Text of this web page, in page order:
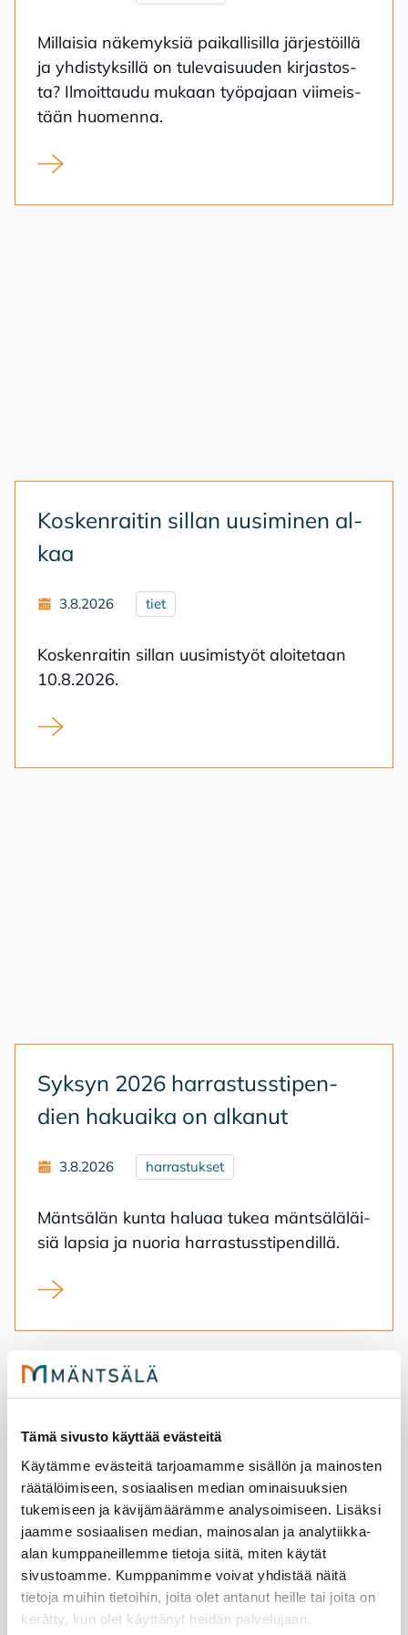
Tämä sivusto käyttää evästeitä
Käytämme evästeitä tarjoamamme sisällön ja mainosten
räätälöimiseen, sosiaalisen median ominaisuuksien
tukemiseen ja kävijämäärämme analysoimiseen. Lisäksi
jaamme sosiaalisen median, mainosalan ja analytiikka-
alan kumppaneillemme tietoja siitä, miten käytät
sivustoamme. Kumppanimme voivat yhdistää näitä
tietoja muihin tietoihin, joita olet antanut heille tai joita on
kerätty, kun olet käyttänyt heidän palvelujaan.
Mil­lai­sia nä­ke­myk­siä pai­kal­li­sil­la jär­jes­töil­lä
ja yh­dis­tyk­sil­lä on tu­le­vai­suu­den kir­jas­tos­
ta? Il­moit­tau­du mu­kaan työ­pa­jaan vii­meis­
tään huo­men­na.
Kirjasto kansalaistoiminnan alustana
Kos­ken­rai­tin sil­lan uusi­mi­nen al­
kaa
3.8.2026 tiet
Kos­ken­rai­tin sil­lan uusi­mis­työt aloi­te­taan
10.8.2026.
Koskenraitin sillan uusiminen alkaa
Syk­syn 2026 har­ras­tuss­ti­pen­
dien ha­kuai­ka on al­ka­nut
3.8.2026 harrastukset
Mänt­sä­län kun­ta ha­lu­aa tu­kea mänt­sä­lä­läi­
siä lap­sia ja nuo­ria har­ras­tuss­ti­pen­dil­lä.
Syksyn 2026 harrastusstipendien hakuaika on alkanut